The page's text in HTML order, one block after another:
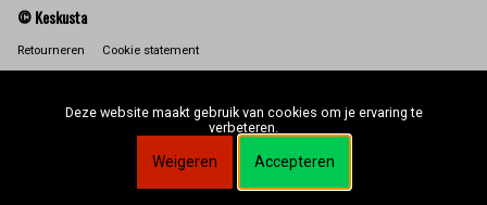
© Keskusta
Retourneren Cookie statement
Deze website maakt gebruik van cookies om je ervaring te
verbeteren.
Weigeren Accepteren